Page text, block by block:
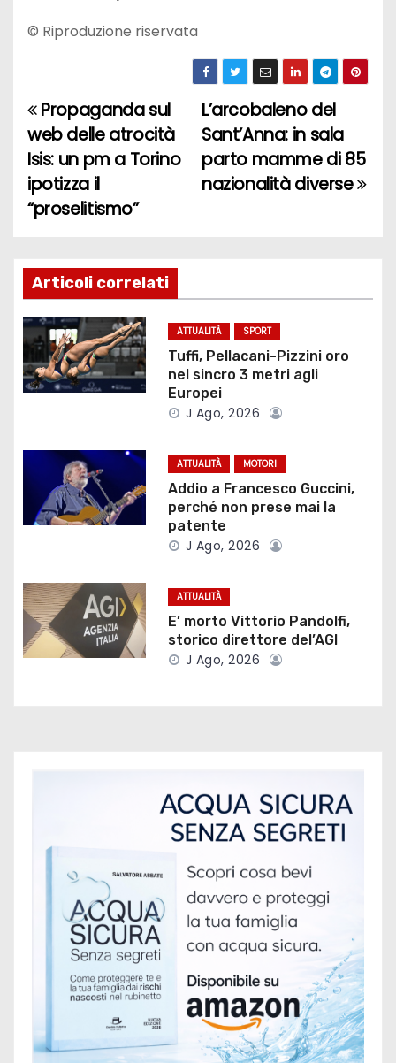
© Riproduzione riservata
N
a
v
g
a
z
i
n
e
a
t
i
L’arcobaleno del
Sant’Anna: in sala
parto mamme di 85
nazionalità diverse
Propaganda sul
web delle atrocità
Isis: un pm a Torino
ipotizza il
“proselitismo”
Articoli correlati
ATTUALITÀ SPORT
Tuffi, Pellacani-Pizzini oro
nel sincro 3 metri agli
Europei
J Ago, 2026
ATTUALITÀ MOTORI
Addio a Francesco Guccini,
perché non prese mai la
patente
J Ago, 2026
ATTUALITÀ
E’ morto Vittorio Pandolfi,
storico direttore del’AGI
J Ago, 2026